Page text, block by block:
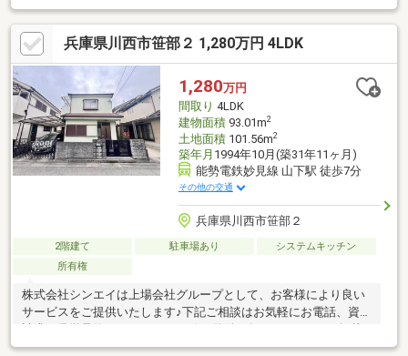
もきれいです。小さなお子さんがいる家庭はウッドデッキで日向
ぼっこもできるので楽しめます。4380万円の物件価格で経済的に
もゆとりのある生活が可能。197.08㎡の建物面積でゆったりと暮
らすことができる物件です。
兵庫県川西市笹部２ 1,280万円 4LDK
1,280万円
間取り 4LDK
建物面積93.01m2
土地面積101.56m2
築年月 1994年10月(築31年11ヶ月)
能勢電鉄妙見線 山下駅 徒歩7分
その他の交通
兵庫県川西市笹部２
2階建て 駐車場あり
システムキッチン
所有権
株式会社シンエイは上場会社グループとして、お客様により良い
サービスをご提供いたします♪下記ご相談はお気軽にお電話、資料
物件が気になる！●他掲載の物件をまとめて内覧したい！●諸費用